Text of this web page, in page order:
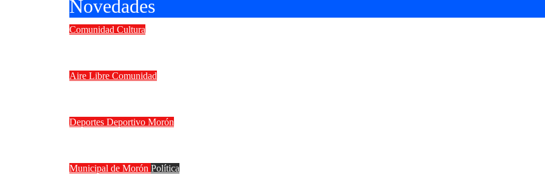
Novedades
Comunidad Cultura
Aire Libre Comunidad
Deportes Deportivo Morón
Municipal de Morón Política